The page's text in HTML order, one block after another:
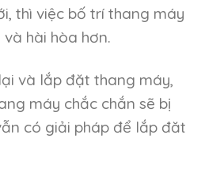
thì việc bố trí thang máy
hài hòa hơn.
và lắp đặt thang máy,
máy chắc chắn sẽ bị
có giải pháp để lắp đăt